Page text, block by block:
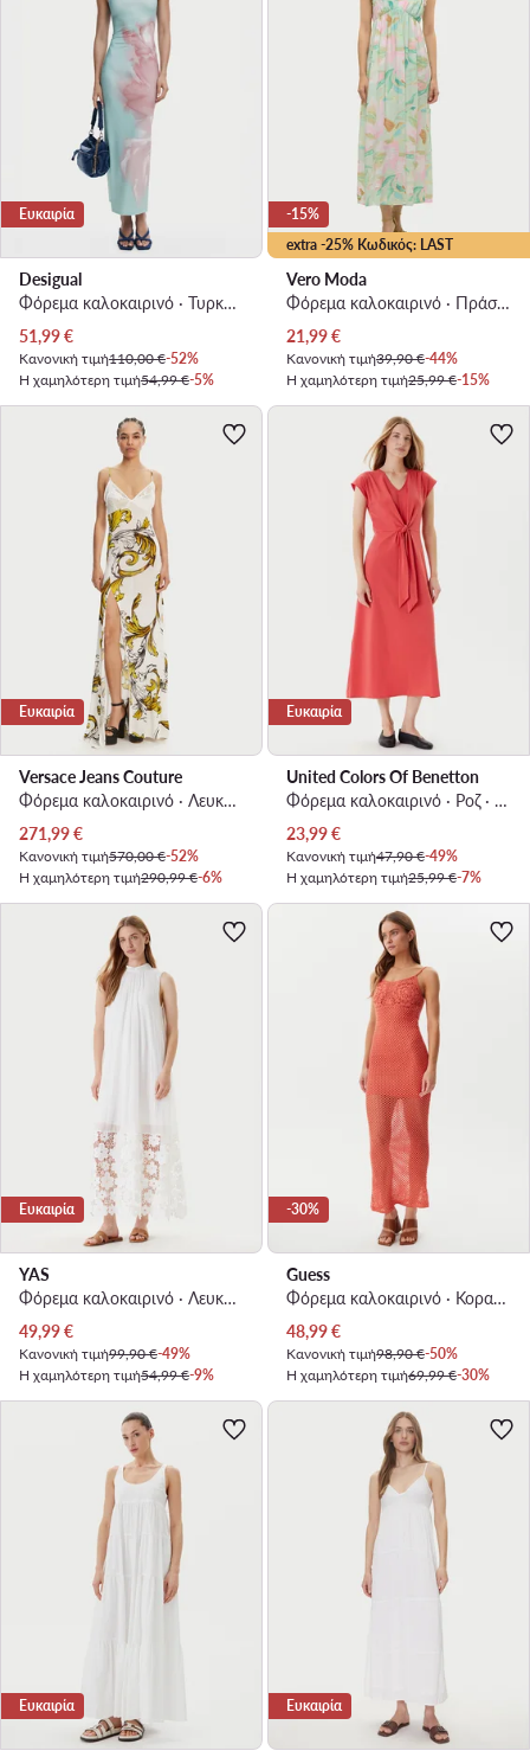
Ευκαιρία
Desigual
Φόρεμα καλοκαιρινό · Τυρκουάζ · Maxi
Τρέχουσα τιμή
51,99€
Κανονική τιμή110,00 €-52%
Η χαμηλότερη τιμή54,99 €-5%
extra -25% Κωδικός: LAST
-15%
Vero Moda
Φόρεμα καλοκαιρινό · Πράσινο · Maxi
Τρέχουσα τιμή
21,99€
Κανονική τιμή39,90 €-44%
Η χαμηλότερη τιμή25,99 €-15%
Ευκαιρία
Versace Jeans Couture
Φόρεμα καλοκαιρινό · Λευκό · Maxi
Τρέχουσα τιμή
271,99€
Κανονική τιμή570,00 €-52%
Η χαμηλότερη τιμή290,99 €-6%
Ευκαιρία
United Colors Of Benetton
Φόρεμα καλοκαιρινό · Ροζ · Maxi
Τρέχουσα τιμή
23,99€
Κανονική τιμή47,90 €-49%
Η χαμηλότερη τιμή25,99 €-7%
Ευκαιρία
YAS
Φόρεμα καλοκαιρινό · Λευκό · Maxi
Τρέχουσα τιμή
49,99€
Κανονική τιμή99,90 €-49%
Η χαμηλότερη τιμή54,99 €-9%
-30%
Guess
Φόρεμα καλοκαιρινό · Κοραλλί · Maxi
Τρέχουσα τιμή
48,99€
Κανονική τιμή98,90 €-50%
Η χαμηλότερη τιμή69,99 €-30%
Ευκαιρία Ευκαιρία